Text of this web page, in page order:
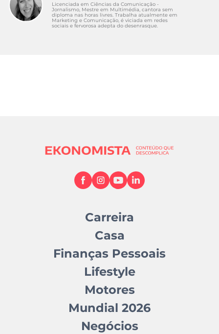
Licenciada em Ciências da Comunicação -
Jornalismo, Mestre em Multimédia, cantora sem
diploma nas horas livres. Trabalha atualmente em
Marketing e Comunicação, é viciada em redes
sociais e fervorosa adepta do desenrasque.
Carreira
Casa
Finanças Pessoais
Lifestyle
Motores
Mundial 2026
Negócios